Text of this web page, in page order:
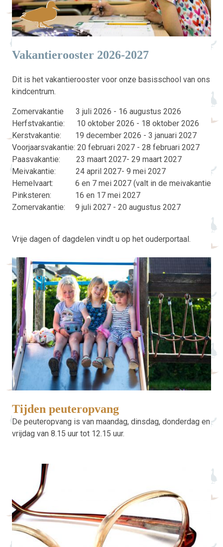
Vakantierooster 2026-2027
Dit is het vakantierooster voor onze basisschool van ons
kindcentrum.
Zomervakantie 3 juli 2026 - 16 augustus 2026
Herfstvakantie: 10 oktober 2026 - 18 oktober 2026
Kerstvakantie: 19 december 2026 - 3 januari 2027
Voorjaarsvakantie: 20 februari 2027 - 28 februari 2027
Paasvakantie: 23 maart 2027- 29 maart 2027
Meivakantie: 24 april 2027- 9 mei 2027
Hemelvaart: 6 en 7 mei 2027 (valt in de meivakantie
Pinksteren: 16 en 17 mei 2027
Zomervakantie: 9 juli 2027 - 20 augustus 2027
Vrije dagen of dagdelen vindt u op het ouderportaal.
Tijden peuteropvang
De peuteropvang is van maandag, dinsdag, donderdag en
vrijdag van 8.15 uur tot 12.15 uur.